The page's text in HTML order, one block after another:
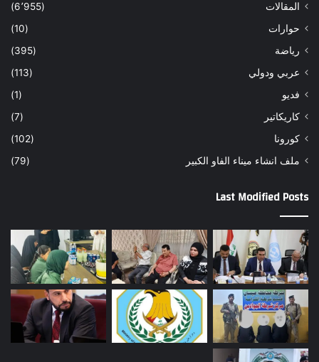
المقالات
(6٬955)
حوارات
(10)
رياضة
(395)
عربي ودولي
(113)
فديو
(1)
كاريكاتير
(7)
كورونا
(102)
ملف انشاء ميناء الفاو الكبير
(79)
Last Modified Posts